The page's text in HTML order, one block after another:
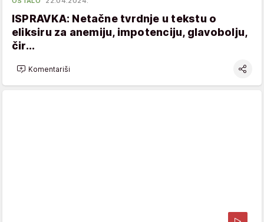
ISPRAVKA: Netačne tvrdnje u tekstu o
eliksiru za anemiju, impotenciju, glavobolju,
čir...
Komentariši